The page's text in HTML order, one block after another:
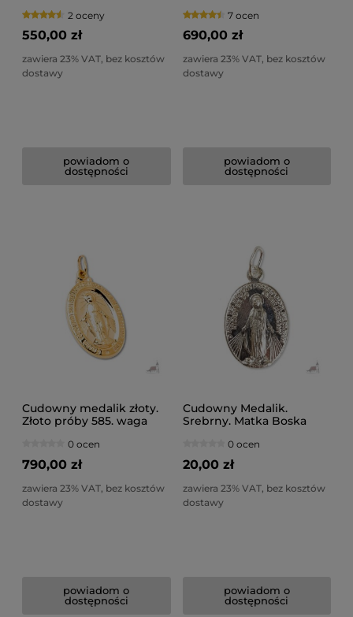
2 oceny
550,00 zł
zawiera 23% VAT, bez kosztów
dostawy
powiadom o
dostępności
7 ocen
690,00 zł
zawiera 23% VAT, bez kosztów
dostawy
powiadom o
dostępności
Cudowny medalik złoty.
Złoto próby 585. waga
0 ocen
790,00 zł
zawiera 23% VAT, bez kosztów
dostawy
powiadom o
dostępności
Cudowny Medalik.
Srebrny. Matka Boska
0 ocen
20,00 zł
zawiera 23% VAT, bez kosztów
dostawy
powiadom o
dostępności